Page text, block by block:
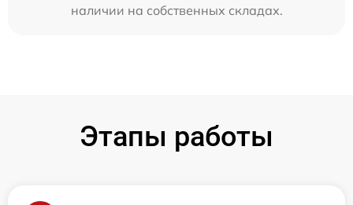
наличии на собственных складах.
Этапы работы